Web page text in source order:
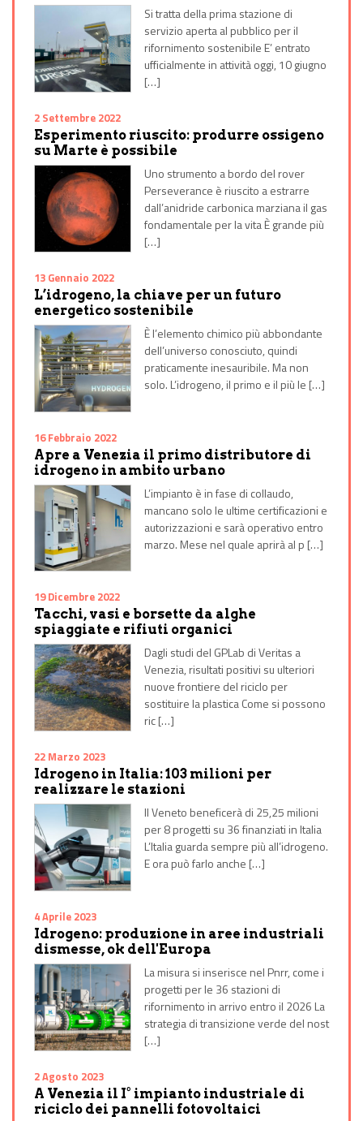
Si tratta della prima stazione di
servizio aperta al pubblico per il
rifornimento sostenibile E’ entrato
ufficialmente in attività oggi, 10 giugno
[…]
2 Settembre 2022
Esperimento riuscito: produrre ossigeno
su Marte è possibile
Uno strumento a bordo del rover
Perseverance è riuscito a estrarre
dall’anidride carbonica marziana il gas
fondamentale per la vita È grande più
[…]
13 Gennaio 2022
L’idrogeno, la chiave per un futuro
energetico sostenibile
È l’elemento chimico più abbondante
dell’universo conosciuto, quindi
praticamente inesauribile. Ma non
solo. L’idrogeno, il primo e il più le […]
16 Febbraio 2022
Apre a Venezia il primo distributore di
idrogeno in ambito urbano
L’impianto è in fase di collaudo,
mancano solo le ultime certificazioni e
autorizzazioni e sarà operativo entro
marzo. Mese nel quale aprirà al p […]
19 Dicembre 2022
Tacchi, vasi e borsette da alghe
spiaggiate e rifiuti organici
Dagli studi del GPLab di Veritas a
Venezia, risultati positivi su ulteriori
nuove frontiere del riciclo per
sostituire la plastica Come si possono
ric […]
22 Marzo 2023
Idrogeno in Italia: 103 milioni per
realizzare le stazioni
Il Veneto beneficerà di 25,25 milioni
per 8 progetti su 36 finanziati in Italia
L’Italia guarda sempre più all’idrogeno.
E ora può farlo anche […]
4 Aprile 2023
Idrogeno: produzione in aree industriali
dismesse, ok dell'Europa
La misura si inserisce nel Pnrr, come i
progetti per le 36 stazioni di
rifornimento in arrivo entro il 2026 La
strategia di transizione verde del nost
[…]
2 Agosto 2023
A Venezia il I° impianto industriale di
riciclo dei pannelli fotovoltaici